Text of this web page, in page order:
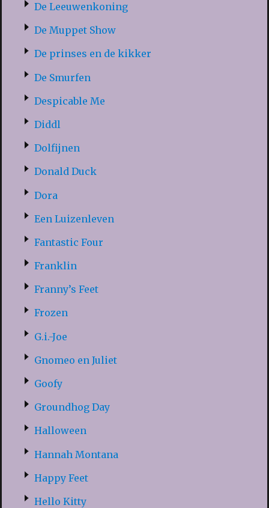
De Leeuwenkoning
De Muppet Show
De prinses en de kikker
De Smurfen
Despicable Me
Diddl
Dolfijnen
Donald Duck
Dora
Een Luizenleven
Fantastic Four
Franklin
Franny’s Feet
Frozen
G.i.-Joe
Gnomeo en Juliet
Goofy
Groundhog Day
Halloween
Hannah Montana
Happy Feet
Hello Kitty